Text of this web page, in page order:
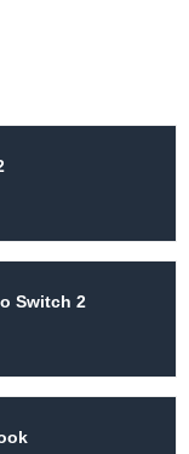
Switch 2